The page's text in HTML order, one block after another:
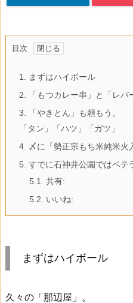
目次
1.
まずはハイボール
2.
「もつカレー串」と「レバ
3.
「やきとん」も頼もう。
「タン」「ハツ」「ガツ」
4. 〆に「勢正宗もち米純米火
5. すでに石神井公園ではベテ
5.1.
共有:
5.2.
いいね:
まずはハイボール
久々の「那辺屋」。